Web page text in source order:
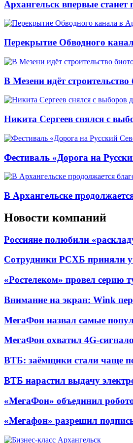
Архангельск впервые
Перекрытие Обводного
В Мезени идёт
Никита Сергеев снялся с
Фестиваль «Дорога на
В Архангельске
Новости компаний
Россияне полюбили
Сотрудники РСХБ приняли
«Ростелеком» провел серию
Внимание на экран: Wink
МегаФон назвал самые
МегаФон охватил 4G-
ВТБ: заёмщики стали чаще
ВТБ нарастил выдачу
«МегаФон» объединил
«Мегафон» разрешил